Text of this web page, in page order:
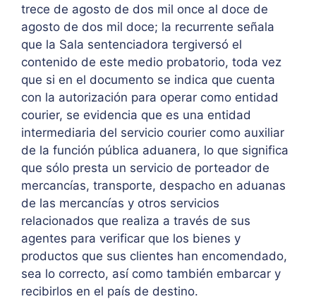
trece de agosto de dos mil once al doce de
agosto de dos mil doce; la recurrente señala
que la Sala sentenciadora tergiversó el
contenido de este medio probatorio, toda vez
que si en el documento se indica que cuenta
con la autorización para operar como entidad
courier, se evidencia que es una entidad
intermediaria del servicio courier como auxiliar
de la función pública aduanera, lo que significa
que sólo presta un servicio de porteador de
mercancías, transporte, despacho en aduanas
de las mercancías y otros servicios
relacionados que realiza a través de sus
agentes para verificar que los bienes y
productos que sus clientes han encomendado,
sea lo correcto, así como también embarcar y
recibirlos en el país de destino.